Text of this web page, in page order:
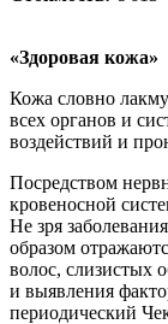
Чек-ап
«Здоровая кожа»
Кожа словно
всех органов и
воздействий и
Посредством
кровеносной
Не зря
образом
волос, слизистых
и выявления
периодический